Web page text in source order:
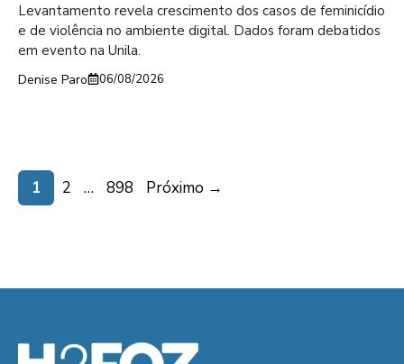
Levantamento revela crescimento dos casos de feminicídio
e de violência no ambiente digital. Dados foram debatidos
em evento na Unila.
Denise Paro 06/08/2026
Page
1 Page
2 … Page
898 Próximo →